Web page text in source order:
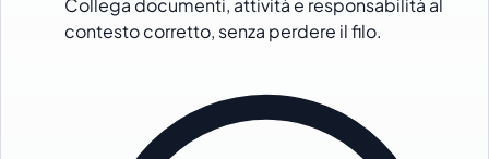
Collega documenti, attività e responsabilità al
contesto corretto, senza perdere il filo.